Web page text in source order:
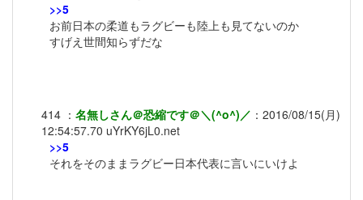
>>5
お前日本の柔道もラグビーも陸上も見てないのか
すげえ世間知らずだな
414 ： 名無しさん＠恐縮です＠＼(^o^)／ ： 2016/08/15(月)
12:54:57.70 uYrKY6jL0.net
>>5
それをそのままラグビー日本代表に言いにいけよ